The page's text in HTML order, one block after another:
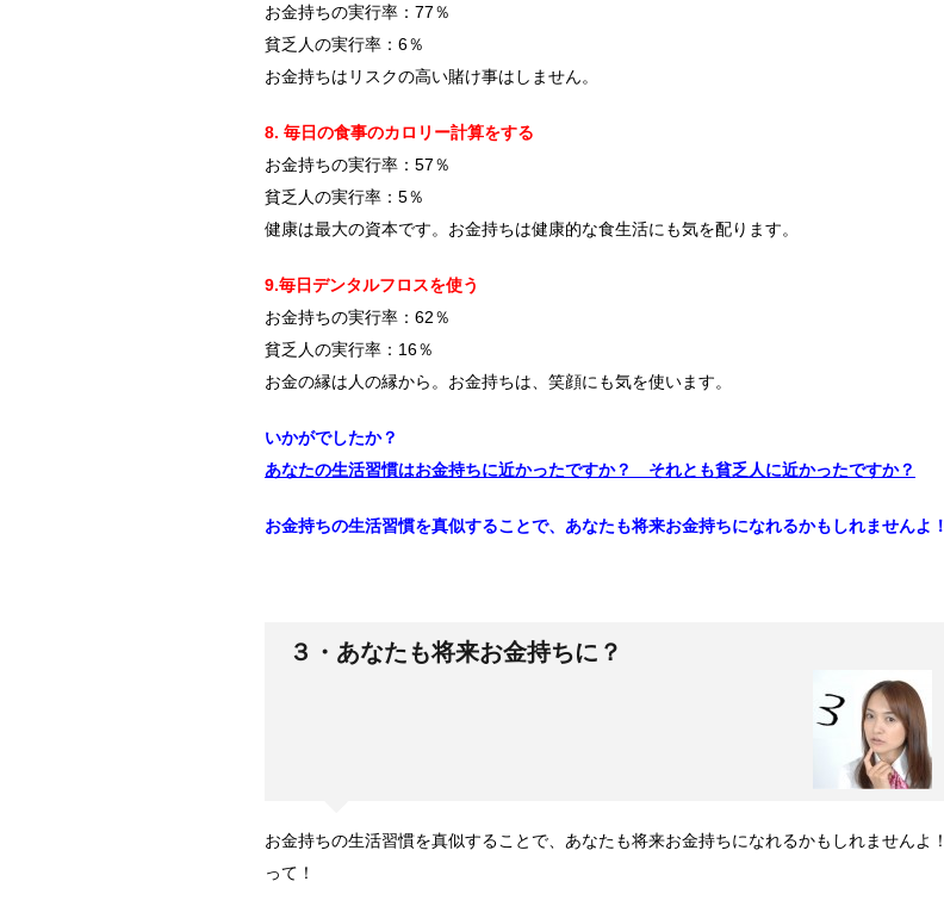
お金持ちの実行率：77％
貧乏人の実行率：6％
お金持ちはリスクの高い賭け事はしません。
8. 毎日の食事のカロリー計算をする
お金持ちの実行率：57％
貧乏人の実行率：5％
健康は最大の資本です。お金持ちは健康的な食生活にも気を配ります。
9.毎日デンタルフロスを使う
お金持ちの実行率：62％
貧乏人の実行率：16％
お金の縁は人の縁から。お金持ちは、笑顔にも気を使います。
いかがでしたか？
あなたの生活習慣はお金持ちに近かったですか？ それとも貧乏人に近かったですか？
お金持ちの生活習慣を真似することで、あなたも将来お金持ちになれるかもしれませんよ！
３・あなたも将来お金持ちに？
お金持ちの生活習慣を真似することで、あなたも将来お金持ちになれるかもしれませんよ！
って！